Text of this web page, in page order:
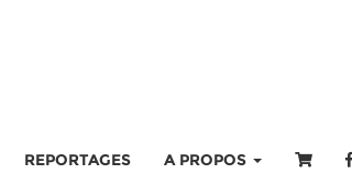
REPORTAGES A PROPOS